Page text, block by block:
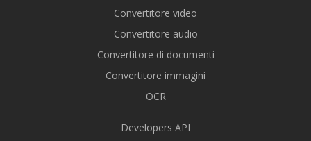
Convertitore video
Convertitore audio
Convertitore di documenti
Convertitore immagini
OCR
Developers API